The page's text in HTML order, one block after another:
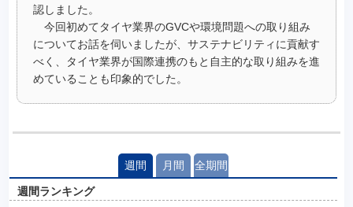
認しました。
今回初めてタイヤ業界のGVCや環境問題への取り組み
についてお話を伺いましたが、サステナビリティに貢献す
べく、タイヤ業界が国際連携のもと自主的な取り組みを進
めていることも印象的でした。
週間 月間 全期間
週間ランキング